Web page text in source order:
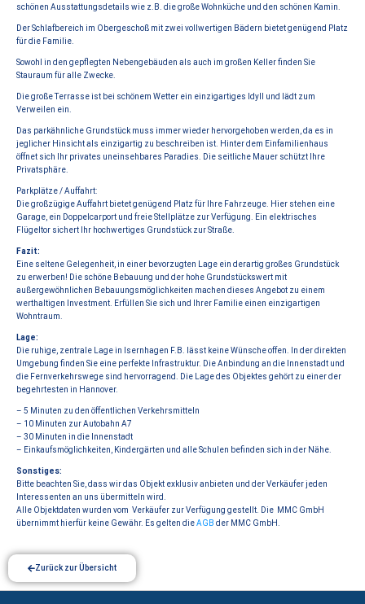
schönen Ausstattungsdetails wie z.B. die große Wohnküche und den schönen Kamin.
Der Schlafbereich im Obergeschoß mit zwei vollwertigen Bädern bietet genügend Platz
für die Familie.
Sowohl in den gepflegten Nebengebäuden als auch im großen Keller finden Sie
Stauraum für alle Zwecke.
Die große Terrasse ist bei schönem Wetter ein einzigartiges Idyll und lädt zum
Verweilen ein.
Das parkähnliche Grundstück muss immer wieder hervorgehoben werden, da es in
jeglicher Hinsicht als einzigartig zu beschreiben ist. Hinter dem Einfamilienhaus
öffnet sich Ihr privates uneinsehbares Paradies. Die seitliche Mauer schützt Ihre
Privatsphäre.
Parkplätze / Auffahrt:
Die großzügige Auffahrt bietet genügend Platz für Ihre Fahrzeuge. Hier stehen eine
Garage, ein Doppelcarport und freie Stellplätze zur Verfügung. Ein elektrisches
Flügeltor sichert Ihr hochwertiges Grundstück zur Straße.
Fazit:
Eine seltene Gelegenheit, in einer bevorzugten Lage ein derartig großes Grundstück
zu erwerben! Die schöne Bebauung und der hohe Grundstückswert mit
außergewöhnlichen Bebauungsmöglichkeiten machen dieses Angebot zu einem
werthaltigen Investment. Erfüllen Sie sich und Ihrer Familie einen einzigartigen
Wohntraum.
Lage:
Die ruhige, zentrale Lage in Isernhagen F.B. lässt keine Wünsche offen. In der direkten
Umgebung finden Sie eine perfekte Infrastruktur. Die Anbindung an die Innenstadt und
die Fernverkehrswege sind hervorragend. Die Lage des Objektes gehört zu einer der
begehrtesten in Hannover.
– 5 Minuten zu den öffentlichen Verkehrsmitteln
– 10 Minuten zur Autobahn A7
– 30 Minuten in die Innenstadt
– Einkaufsmöglichkeiten, Kindergärten und alle Schulen befinden sich in der Nähe.
Sonstiges:
Bitte beachten Sie, dass wir das Objekt exklusiv anbieten und der Verkäufer jeden
Interessenten an uns übermitteln wird.
Alle Objektdaten wurden vom Verkäufer zur Verfügung gestellt. Die MMC GmbH
übernimmt hierfür keine Gewähr. Es gelten dieAGB der MMC GmbH.
Zurück zur Übersicht